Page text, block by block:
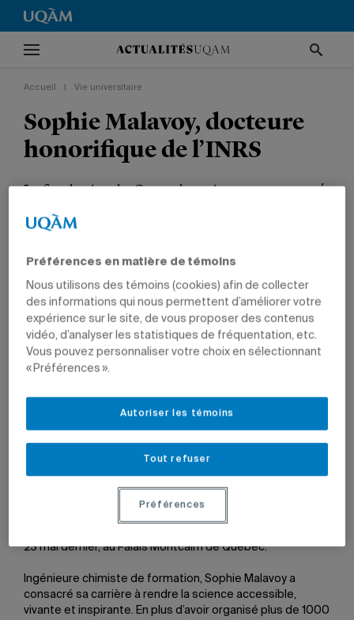
Accueil Vie universitaire
Sophie Malavoy, docteure
honorifique de l’INRS
La fondatrice du Cœur des sciences a consacré
sa carrière à rendre la science accessible, vivante
et inspirante.
EMPLOYÉS
l’UQAM, qu’elle a dirigé durant 16 ans, de 2005 à 2021, a
obtenu un doctorat honorifique de l’Institut national de la
23 mai dernier, au Palais Montcalm de Québec.
Ingénieure chimiste de formation, Sophie Malavoy a
consacré sa carrière à rendre la science accessible,
vivante et inspirante. En plus d’avoir organisé plus de 1000
Préférences en matière de témoins
Nous utilisons des témoins (cookies) afin de collecter
des informations qui nous permettent d’améliorer votre
expérience sur le site, de vous proposer des contenus
vidéo, d’analyser les statistiques de fréquentation, etc.
Vous pouvez personnaliser votre choix en sélectionnant
« Préférences ».
Tout refuser
Autoriser les témoins
Préférences